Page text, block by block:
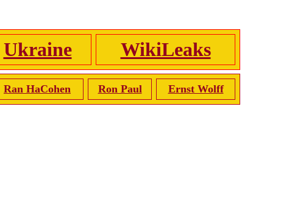
Ukraine WikiLeaks
Ran HaCohen Ron Paul Ernst Wolff